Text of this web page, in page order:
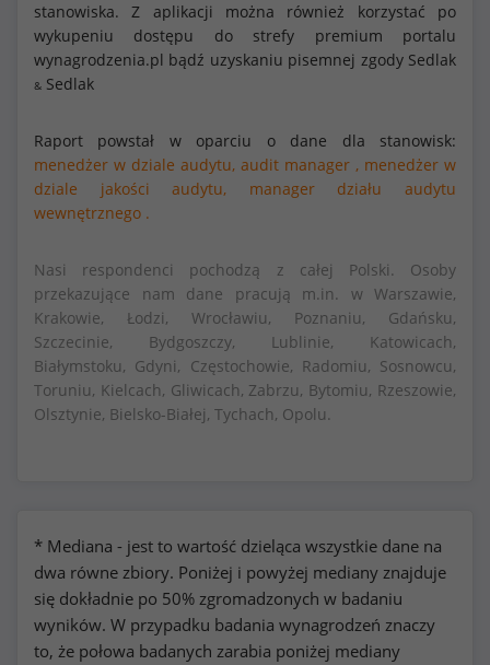
stanowiska. Z aplikacji można również korzystać po
wykupeniu dostępu do strefy premium portalu
wynagrodzenia.pl bądź uzyskaniu pisemnej zgody Sedlak
& Sedlak
Raport powstał w oparciu o dane dla stanowisk:
menedżer w dziale audytu, audit manager , menedżer w
dziale jakości audytu,
manager działu audytu
wewnętrznego .
Nasi respondenci pochodzą z całej Polski. Osoby
przekazujące nam dane pracują m.in. w Warszawie,
Krakowie, Łodzi, Wrocławiu, Poznaniu, Gdańsku,
Szczecinie, Bydgoszczy, Lublinie, Katowicach,
Białymstoku, Gdyni, Częstochowie, Radomiu, Sosnowcu,
Toruniu, Kielcach, Gliwicach, Zabrzu, Bytomiu, Rzeszowie,
Olsztynie, Bielsko-Białej, Tychach, Opolu.
* Mediana - jest to wartość dzieląca wszystkie dane na
dwa równe zbiory. Poniżej i powyżej mediany znajduje
się dokładnie po 50% zgromadzonych w badaniu
wyników. W przypadku badania wynagrodzeń znaczy
to, że połowa badanych zarabia poniżej mediany